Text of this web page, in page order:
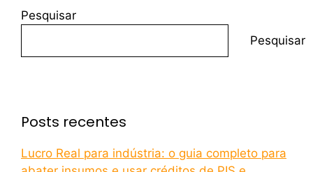
Pesquisar
Pesquisar
Posts recentes
Lucro Real para indústria: o guia completo para